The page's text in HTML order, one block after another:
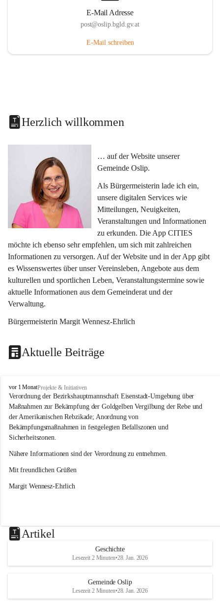
E-Mail Adresse
post@oslip.bgld.gv.at
E-Mail schreiben
Herzlich willkommen
… auf der Website unserer
Gemeinde Oslip.
Als Bürgermeisterin lade ich ein,
unsere digitalen Services wie
Mitteilungen, Neuigkeiten,
Veranstaltungen und Informationen
zu erkunden. Die App CITIES
möchte ich ebenso sehr empfehlen, um sich mit zahlreichen
Informationen zu versorgen. Auf der Website und in der App gibt
es Wissenswertes über unser Vereinsleben, Angebote aus dem
kulturellen und sportlichen Leben, Veranstaltungstermine sowie
aktuelle Informationen aus dem Gemeinderat und der
Verwaltung.
Bürgermeisterin Margit Wennesz-Ehrlich
Aktuelle Beiträge
O
s
l
i
p
vor 1 MonatProjekte & Initiativen
Verordnung der Bezirkshauptmannschaft Eisenstadt-Umgebung über
Maßnahmen zur Bekämpfung der Goldgelben Vergilbung der Rebe und
der Amerikanischen Rebzikade; Anordnung von
Bekämpfungsmaßnahmen in festgelegten Befallszonen und
Sicherheitszonen.
Nähere Informationen sind der Verordnung zu entnehmen.
Mit freundlichen Grüßen
Margit Wennesz-Ehrlich
Artikel
Geschichte
Lesezeit 2 Minuten•28. Jan. 2026
Gemeinde Oslip
Lesezeit 2 Minuten•28. Jan. 2026